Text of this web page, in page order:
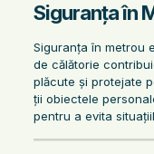
Siguranța în
Siguranța în metrou
de călătorie
plăcute și protejate
ții obiectele
pentru a evita